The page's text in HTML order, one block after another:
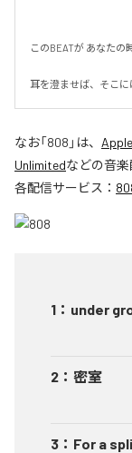
このBEATが あなたの
耳を澄ませば、そこに
なお「808 」は、
Unlimitedなどの音楽
各配信サービス：
1 ： under
2 ： 密室
3 ： For a